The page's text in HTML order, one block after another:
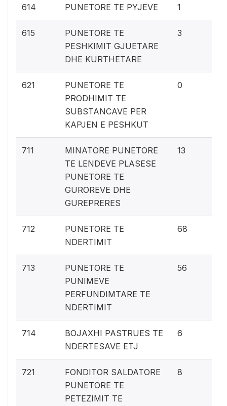
614 PUNETORE TE PYJEVE 1
615
PUNETORE TE
PESHKIMIT GJUETARE
DHE KURTHETARE
3
621
PUNETORE TE
PRODHIMIT TE
SUBSTANCAVE PER
KAPJEN E PESHKUT
0
711
MINATORE PUNETORE
TE LENDEVE PLASESE
PUNETORE TE
GUROREVE DHE
GUREPRERES
13
712
PUNETORE TE
NDERTIMIT
68
713
PUNETORE TE
PUNIMEVE
PERFUNDIMTARE TE
NDERTIMIT
56
714
BOJAXHI PASTRUES TE
NDERTESAVE ETJ
6
721
FONDITOR SALDATORE
PUNETORE TE
PETEZIMIT TE
8